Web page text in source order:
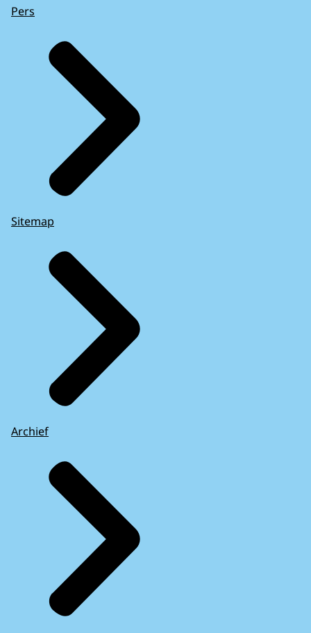
Pers
Sitemap
Archief